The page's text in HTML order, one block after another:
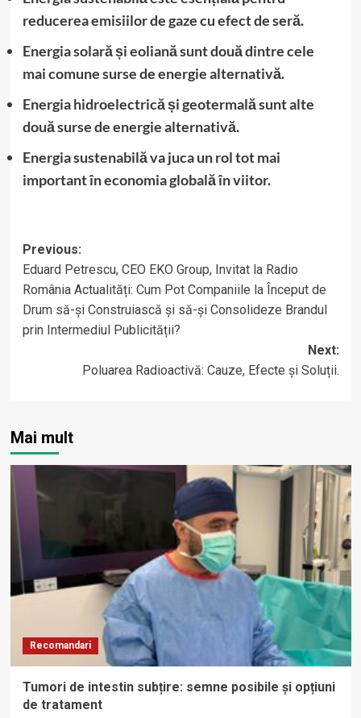
reducerea emisiilor de gaze cu efect de seră.
Energia solară și eoliană sunt două dintre cele
mai comune surse de energie alternativă.
Energia hidroelectrică și geotermală sunt alte
două surse de energie alternativă.
Energia sustenabilă va juca un rol tot mai
important în economia globală în viitor.
Post
navigation
Previous:
Eduard Petrescu, CEO EKO Group, Invitat la Radio
România Actualități: Cum Pot Companiile la Început de
Drum să-și Construiască și să-și Consolideze Brandul
prin Intermediul Publicității?
Next:
Poluarea Radioactivă: Cauze, Efecte și Soluții.
Mai mult
Recomandari
Tumori de intestin subțire: semne posibile și opțiuni
de tratament